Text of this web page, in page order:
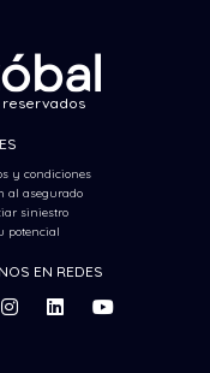
reservados
y condiciones
al asegurado
siniestro
potencial
EN REDES